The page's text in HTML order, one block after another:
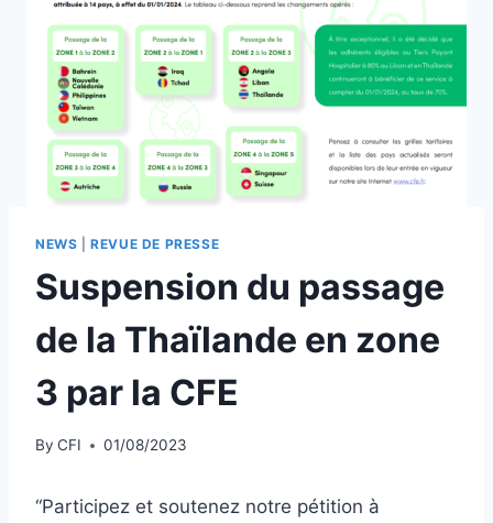
NEWS |REVUE DE PRESSE
Suspension du passage
de la Thaïlande en zone
3 par la CFE
By CFI 01/08/2023
“Participez et soutenez notre pétition à